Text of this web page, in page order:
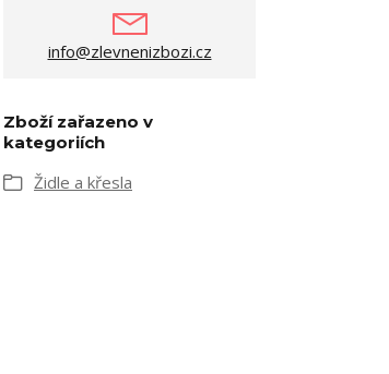
info@zlevnenizbozi.cz
Zboží zařazeno v
kategoriích
Židle a křesla